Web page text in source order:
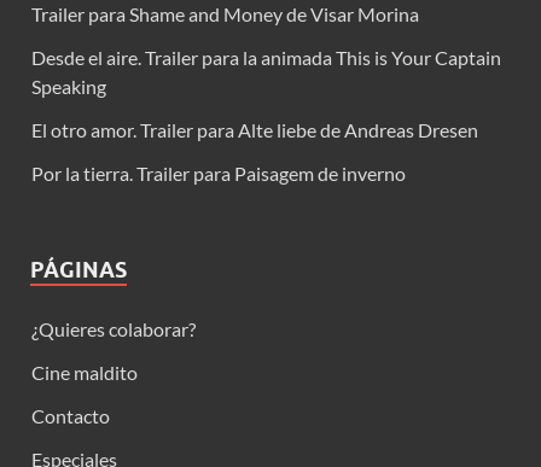
Trailer para Shame and Money de Visar Morina
Desde el aire. Trailer para la animada This is Your Captain
Speaking
El otro amor. Trailer para Alte liebe de Andreas Dresen
Por la tierra. Trailer para Paisagem de inverno
PÁGINAS
¿Quieres colaborar?
Cine maldito
Contacto
Especiales